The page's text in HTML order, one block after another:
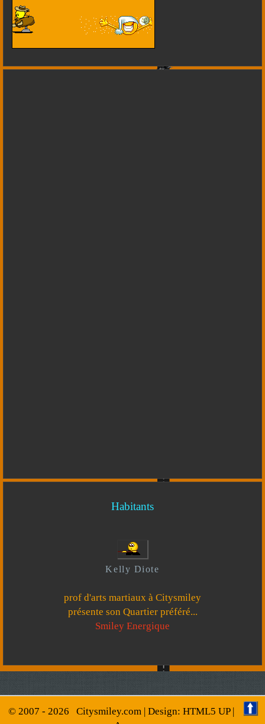
Habitants
Kelly Diote
prof d'arts martiaux à Citysmiley
présente son Quartier préféré...
Smiley Energique
© 2007 - 2026 Citysmiley.com | Design: HTML5 UP|